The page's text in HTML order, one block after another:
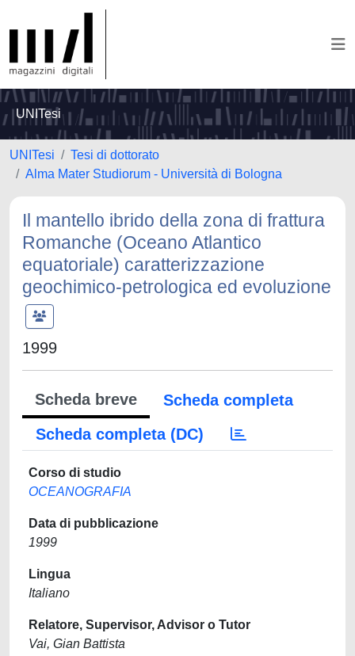
UNITesi
UNITesi
Tesi di dottorato
Alma Mater Studiorum - Università di Bologna
Il mantello ibrido della zona di frattura
Romanche (Oceano Atlantico
equatoriale) caratterizzazione
geochimico-petrologica ed evoluzione
1999
Scheda breve
Scheda completa
Scheda completa (DC)
Corso di studio
OCEANOGRAFIA
Data di pubblicazione
1999
Lingua
Italiano
Relatore, Supervisor, Advisor o Tutor
Vai, Gian Battista